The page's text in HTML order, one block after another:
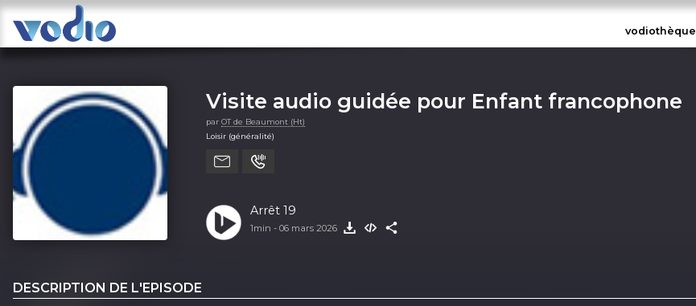
vodiothèque
Visite audio guidée pour Enfant francophone
par OT de Beaumont (Ht)
Loisir (généralité)
Arrêt 19
1min - 06 mars 2026
DESCRIPTION DE L'EPISODE